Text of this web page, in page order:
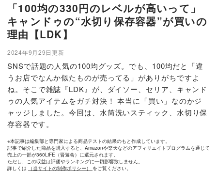
「100均の330円のレベルが高いって」
キャンドゥの“水切り保存容器”が買いの
理由【LDK】
2024年9月29日更新
SNSで話題の人気の100均グッズ。でも、100均だと「違
うお店でなんか似たものが売ってる」がありがちですよ
ね。そこで雑誌『LDK』が、ダイソー、セリア、キャンド
ゥの人気アイテムをガチ対決！ 本当に「買い」なのかジ
ャッジしました。今回は、水筒洗いスティック、水切り保
存容器です。
※本記事は編集部と専門家による商品テストの結果のもと作成しています。
記事で紹介した商品を購入すると、Amazonや楽天などのアフィリエイトプログラムを通じて
売上の一部が360LiFE（晋遊舎）に還元されます。
ただし、この収益は評価やランキングに一切影響致しません。
詳しくは
（当サイトの制作ポリシー） をご覧ください。